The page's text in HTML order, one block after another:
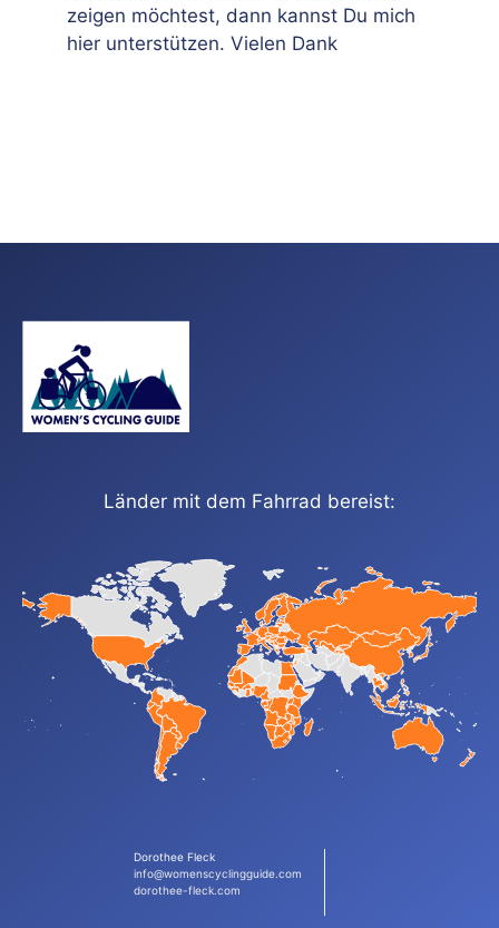
zeigen möchtest, dann kannst Du mich
hier unterstützen. Vielen Dank
Länder mit dem Fahrrad bereist:
Dorothee Fleck
info@womenscyclingguide.com
dorothee-fleck.com